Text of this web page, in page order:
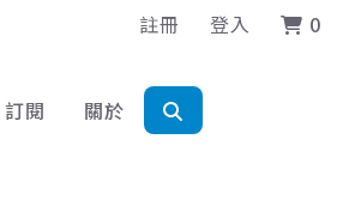
註冊 登入 0
訂閱 關於